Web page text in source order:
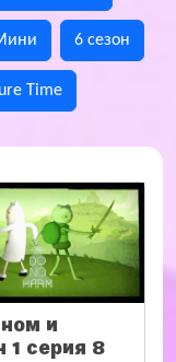
6 сезон
Time
и
серия 8